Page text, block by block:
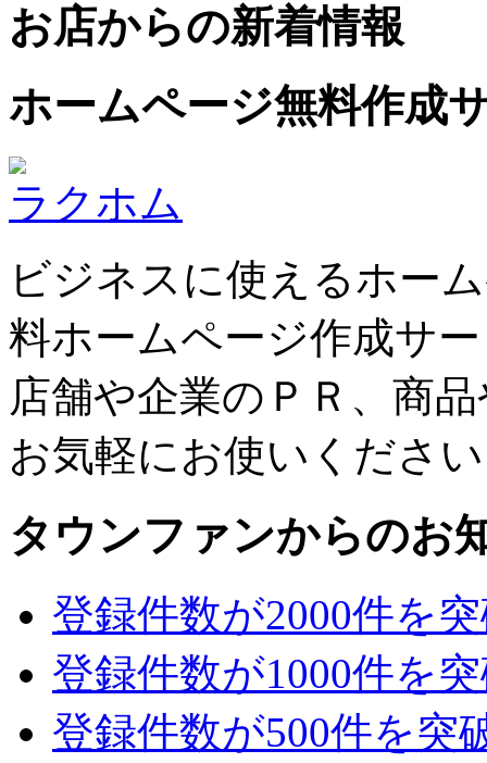
お店からの新着情報
ホームページ無料作成
ラクホム
ビジネスに使えるホー
料ホームページ作成サ
店舗や企業のＰＲ、商
お気軽にお使いくださ
タウンファンからのお
登録件数が2000件を
登録件数が1000件を
登録件数が500件を突